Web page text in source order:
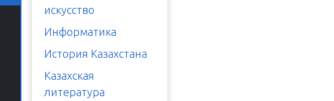
искусство
Информатика
История Казахстана
Казахская
литература